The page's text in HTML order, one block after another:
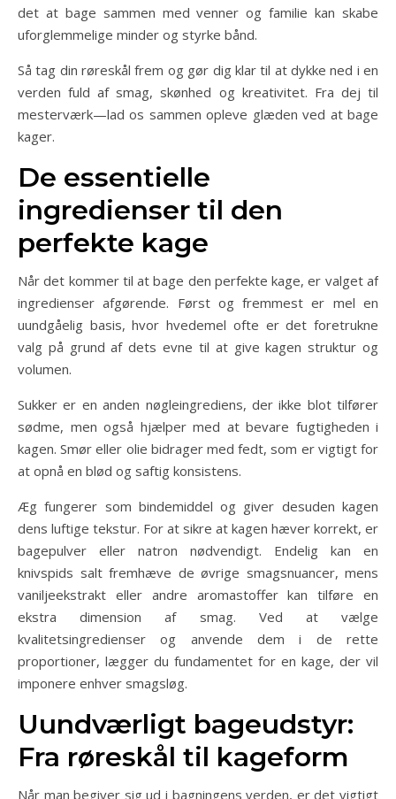
det at bage sammen med venner og familie kan skabe
uforglemmelige minder og styrke bånd.
Så tag din røreskål frem og gør dig klar til at dykke ned i en
verden fuld af smag, skønhed og kreativitet. Fra dej til
mesterværk—lad os sammen opleve glæden ved at bage
kager.
De essentielle
ingredienser til den
perfekte kage
Når det kommer til at bage den perfekte kage, er valget af
ingredienser afgørende. Først og fremmest er mel en
uundgåelig basis, hvor hvedemel ofte er det foretrukne
valg på grund af dets evne til at give kagen struktur og
volumen.
Sukker er en anden nøgleingrediens, der ikke blot tilfører
sødme, men også hjælper med at bevare fugtigheden i
kagen. Smør eller olie bidrager med fedt, som er vigtigt for
at opnå en blød og saftig konsistens.
Æg fungerer som bindemiddel og giver desuden kagen
dens luftige tekstur. For at sikre at kagen hæver korrekt, er
bagepulver eller natron nødvendigt. Endelig kan en
knivspids salt fremhæve de øvrige smagsnuancer, mens
vaniljeekstrakt eller andre aromastoffer kan tilføre en
ekstra dimension af smag. Ved at vælge
kvalitetsingredienser og anvende dem i de rette
proportioner, lægger du fundamentet for en kage, der vil
imponere enhver smagsløg.
Uundværligt bageudstyr:
Fra røreskål til kageform
Når man begiver sig ud i bagningens verden, er det vigtigt